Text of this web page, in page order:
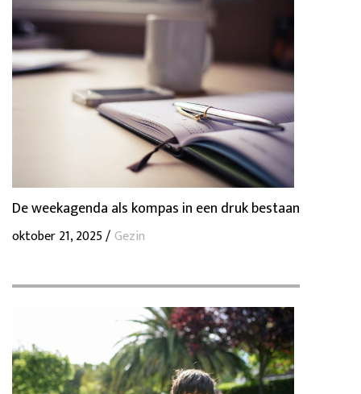
De weekagenda als kompas in een druk bestaan
oktober 21, 2025 /Gezin